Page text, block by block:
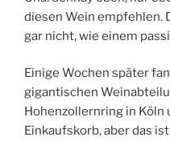
diesen Wein empfehlen.
gar nicht, wie einem
Einige Wochen später
gigantischen
Hohenzollernring in Köln
Einkaufskorb, aber das